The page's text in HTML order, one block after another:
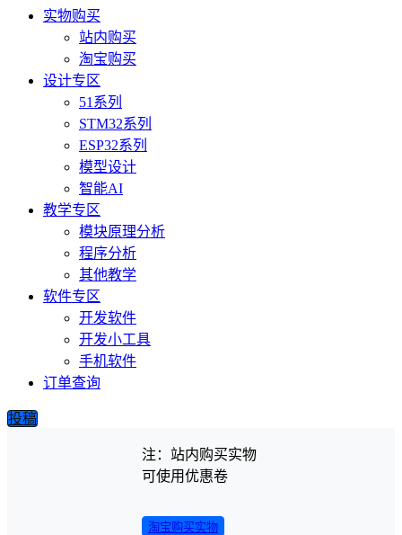
实物购买
站内购买
淘宝购买
设计专区
51系列
STM32系列
ESP32系列
模型设计
智能AI
教学专区
模块原理分析
程序分析
其他教学
软件专区
开发软件
开发小工具
手机软件
订单查询
投稿
注：站内购买实物
可使用优惠卷
淘宝购买实物